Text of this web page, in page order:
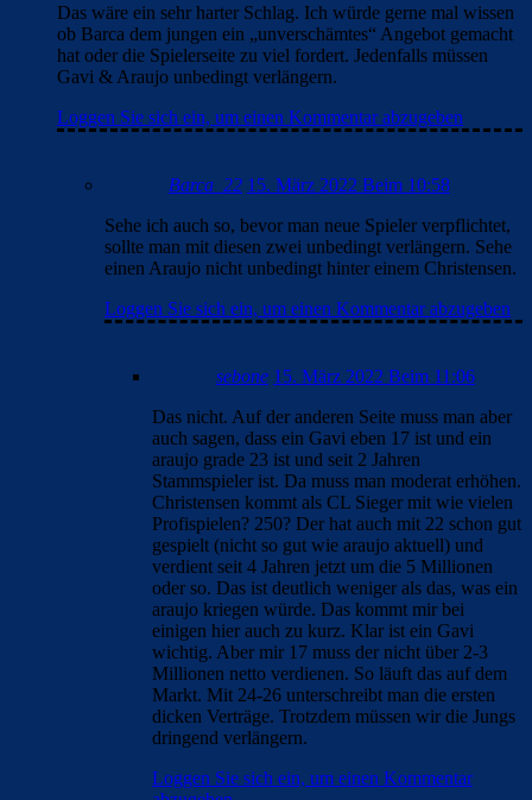
Das wäre ein sehr harter Schlag. Ich würde gerne mal wissen
ob Barca dem jungen ein „unverschämtes“ Angebot gemacht
hat oder die Spielerseite zu viel fordert. Jedenfalls müssen
Gavi & Araujo unbedingt verlängern.
Loggen Sie sich ein, um einen Kommentar abzugeben
Barca_22 15. März 2022 Beim 10:58
Sehe ich auch so, bevor man neue Spieler verpflichtet,
sollte man mit diesen zwei unbedingt verlängern. Sehe
einen Araujo nicht unbedingt hinter einem Christensen.
Loggen Sie sich ein, um einen Kommentar abzugeben
sebone 15. März 2022 Beim 11:06
Das nicht. Auf der anderen Seite muss man aber
auch sagen, dass ein Gavi eben 17 ist und ein
araujo grade 23 ist und seit 2 Jahren
Stammspieler ist. Da muss man moderat erhöhen.
Christensen kommt als CL Sieger mit wie vielen
Profispielen? 250? Der hat auch mit 22 schon gut
gespielt (nicht so gut wie araujo aktuell) und
verdient seit 4 Jahren jetzt um die 5 Millionen
oder so. Das ist deutlich weniger als das, was ein
araujo kriegen würde. Das kommt mir bei
einigen hier auch zu kurz. Klar ist ein Gavi
wichtig. Aber mir 17 muss der nicht über 2-3
Millionen netto verdienen. So läuft das auf dem
Markt. Mit 24-26 unterschreibt man die ersten
dicken Verträge. Trotzdem müssen wir die Jungs
dringend verlängern.
Loggen Sie sich ein, um einen Kommentar